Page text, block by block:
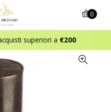
superiori a €200
0